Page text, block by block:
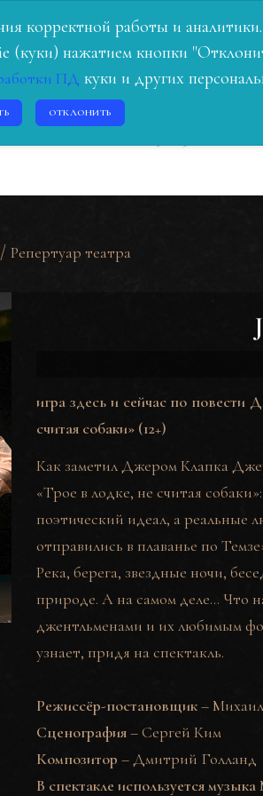
корректной работы и
(куки) нажатием кнопки
ПД куки и других
ОТКЛОНИТЬ
ТЕАТРА О НАС
/ Репертуар театра
игра здесь и сейчас по
считая собаки» (12+)
Как заметил Джером Клапка
«Трое в лодке, не считая
поэтический идеал, а реальные
отправились в плаванье по
Река, берега, звездные ночи,
природе. А на самом деле… Что
джентльменами и их любимым
узнает, придя на спектакль.
Режиссёр-постановщик–
Сценография–Сергей Ким
Композитор – Дмитрий Голланд
В спектакле используется музыка